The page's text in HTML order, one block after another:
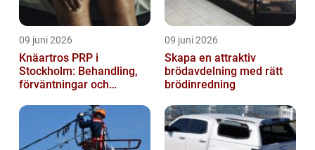
09 juni 2026
Knäartros PRP i
Stockholm: Behandling,
förväntningar och
09 juni 2026
Skapa en attraktiv
brödavdelning med rätt
brödinredning